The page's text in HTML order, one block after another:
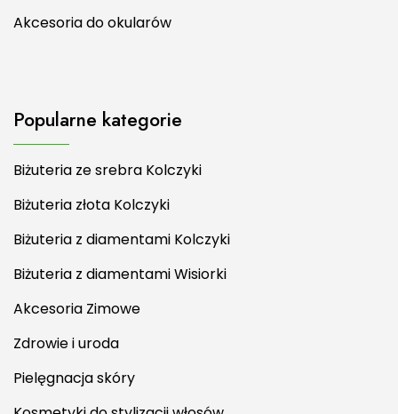
Akcesoria do okularów
Popularne kategorie
Biżuteria ze srebra Kolczyki
Biżuteria złota Kolczyki
Biżuteria z diamentami Kolczyki
Biżuteria z diamentami Wisiorki
Akcesoria Zimowe
Zdrowie i uroda
Pielęgnacja skóry